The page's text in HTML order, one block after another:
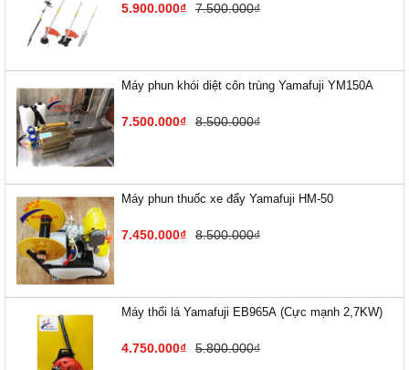
5.900.000₫ 7.500.000₫
Máy phun khói diệt côn trùng Yamafuji YM150A
7.500.000₫ 8.500.000₫
Máy phun thuốc xe đẩy Yamafuji HM-50
7.450.000₫ 8.500.000₫
Máy thổi lá Yamafuji EB9​65A (Cực mạnh 2,7KW)
4.750.000₫ 5.800.000₫